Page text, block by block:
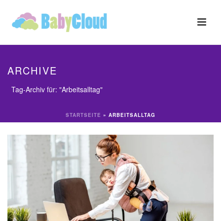
ARCHIVE
Tag-Archiv für: "Arbeitsalltag"
STARTSEITE » ARBEITSALLTAG